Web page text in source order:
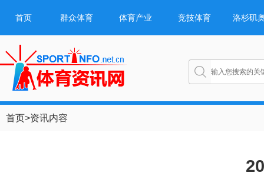
首页 群众体育 体育产业 竞技体育 洛杉矶
首页>资讯内容